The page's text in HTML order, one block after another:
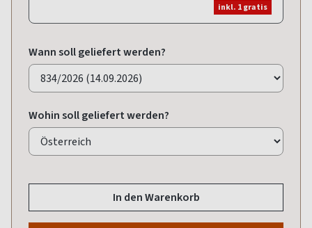
inkl. 1 gratis
Wann soll geliefert werden?
Wohin soll geliefert werden?
In den Warenkorb